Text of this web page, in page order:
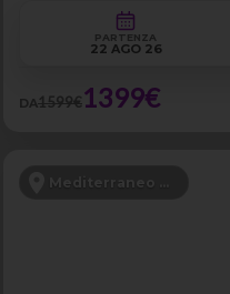
PARTENZA
22 AGO 26
DA1599€1399€
Mediterraneo Orientale